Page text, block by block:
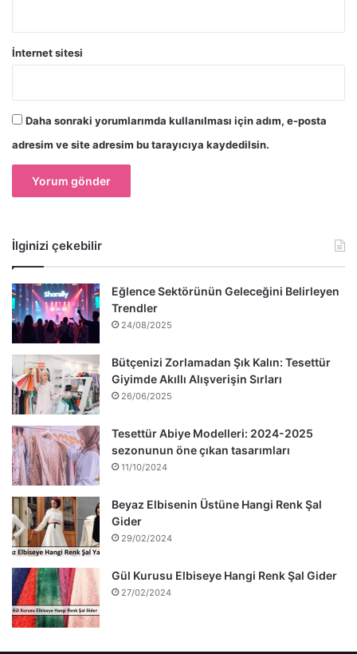
İnternet sitesi
Daha sonraki yorumlarımda kullanılması için adım, e-posta
adresim ve site adresim bu tarayıcıya kaydedilsin.
İlginizi çekebilir
Eğlence Sektörünün Geleceğini Belirleyen
Trendler
24/08/2025
Bütçenizi Zorlamadan Şık Kalın: Tesettür
Giyimde Akıllı Alışverişin Sırları
26/06/2025
Tesettür Abiye Modelleri: 2024-2025
sezonunun öne çıkan tasarımları
11/10/2024
Beyaz Elbisenin Üstüne Hangi Renk Şal
Gider
29/02/2024
Gül Kurusu Elbiseye Hangi Renk Şal Gider
27/02/2024